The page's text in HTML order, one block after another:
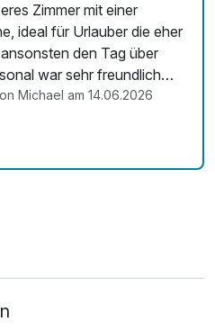
Zimmer mit einer
ideal für Urlauber die eher
den Tag über
war sehr freundlich
gab es aber haben wir
da wir viel unterwegs in
uns während dessen
und eine
aber es gab dafür eine
Michael am 14.06.2026